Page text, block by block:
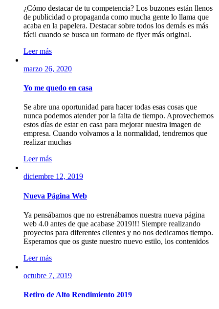
¿Cómo destacar de tu competencia? Los buzones están llenos
de publicidad o propaganda como mucha gente lo llama que
acaba en la papelera. Destacar sobre todos los demás es más
fácil cuando se busca un formato de flyer más original.
Leer más
marzo 26, 2020
Yo me quedo en casa
Se abre una oportunidad para hacer todas esas cosas que
nunca podemos atender por la falta de tiempo. Aprovechemos
estos días de estar en casa para mejorar nuestra imagen de
empresa. Cuando volvamos a la normalidad, tendremos que
realizar muchas
Leer más
diciembre 12, 2019
Nueva Página Web
Ya pensábamos que no estrenábamos nuestra nueva página
web 4.0 antes de que acabase 2019!!! Siempre realizando
proyectos para diferentes clientes y no nos dedicamos tiempo.
Esperamos que os guste nuestro nuevo estilo, los contenidos
Leer más
octubre 7, 2019
Retiro de Alto Rendimiento 2019